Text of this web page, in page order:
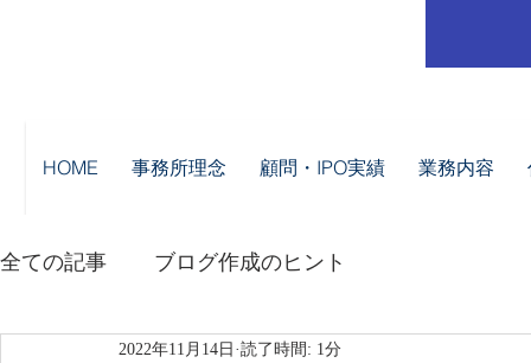
HOME 事務所理念 顧問・IPO実績 業務内容
全ての記事 ブログ作成のヒント
2022年11月14日 読了時間: 1分